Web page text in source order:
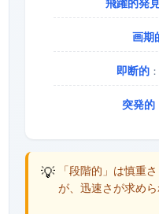
画期
即断的
突発的
💡 「段階的」は慎重
が、迅速さが求め